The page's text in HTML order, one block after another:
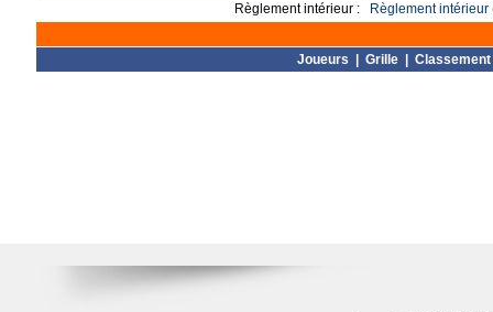
Règlement intérieur :
Règlement intérieur
Joueurs Grille Classement